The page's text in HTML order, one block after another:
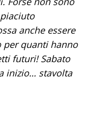
anche essere
per quanti hanno
futuri! Sabato
inizio… stavolta